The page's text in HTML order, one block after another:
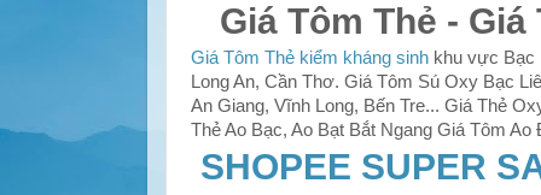
Giá Tôm Thẻ -
Giá Tôm Thẻ kiểm kháng sinh khu vực Bạc
Long An, Cần Thơ. Giá Tôm Sú Oxy Bạc
An Giang, Vĩnh Long, Bến Tre... Giá Thẻ
Thẻ Ao Bạc, Ao Bạt Bắt Ngang Giá Tôm
SHOPEE SUPER